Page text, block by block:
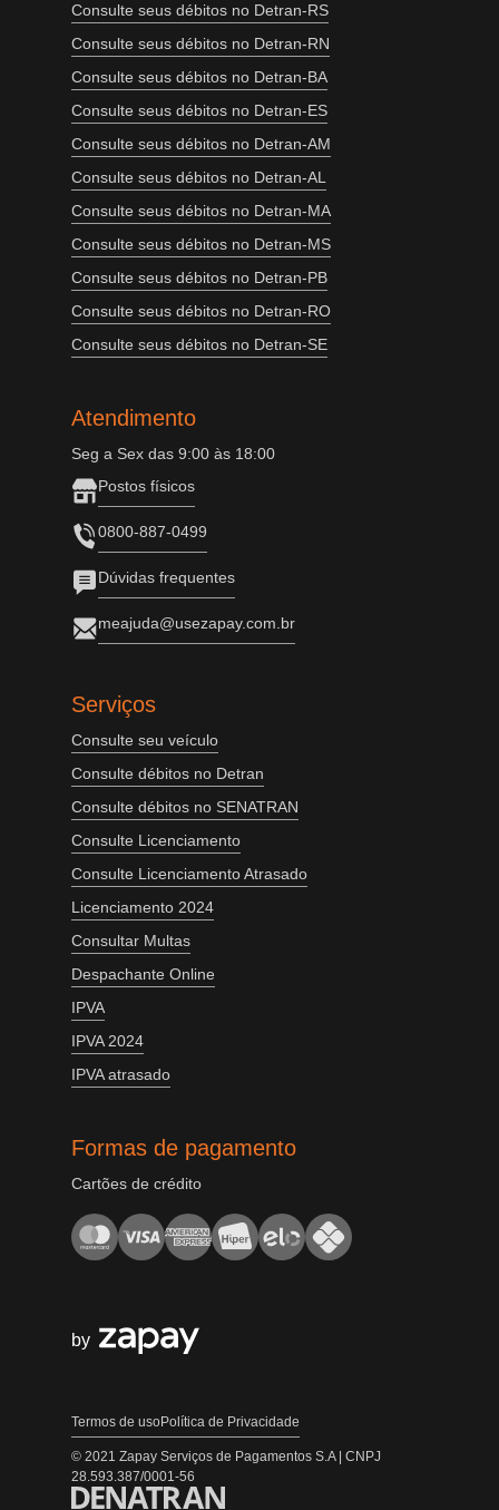
Consulte seus débitos no Detran-RS
Consulte seus débitos no Detran-RN
Consulte seus débitos no Detran-BA
Consulte seus débitos no Detran-ES
Consulte seus débitos no Detran-AM
Consulte seus débitos no Detran-AL
Consulte seus débitos no Detran-MA
Consulte seus débitos no Detran-MS
Consulte seus débitos no Detran-PB
Consulte seus débitos no Detran-RO
Consulte seus débitos no Detran-SE
Atendimento
Seg a Sex das 9:00 às 18:00
Postos físicos
0800-887-0499
Dúvidas frequentes
meajuda@usezapay.com.br
Serviços
Consulte seu veículo
Consulte débitos no Detran
Consulte débitos no SENATRAN
Consulte Licenciamento
Consulte Licenciamento Atrasado
Licenciamento 2024
Consultar Multas
Despachante Online
IPVA
IPVA 2024
IPVA atrasado
Formas de pagamento
Cartões de crédito
by
Termos de usoPolítica de Privacidade
© 2021 Zapay Serviços de Pagamentos S.A | CNPJ
28.593.387/0001-56